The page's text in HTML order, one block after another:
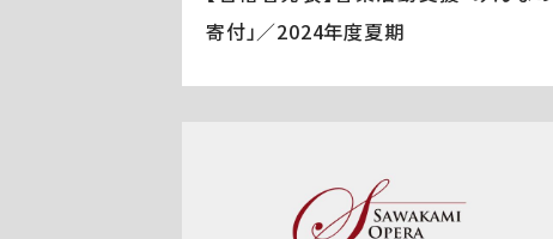
寄付」／2024年度夏期